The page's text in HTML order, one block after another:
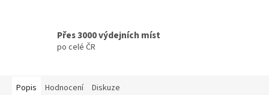
Přes 3000 výdejních míst
po celé ČR
Popis Hodnocení Diskuze